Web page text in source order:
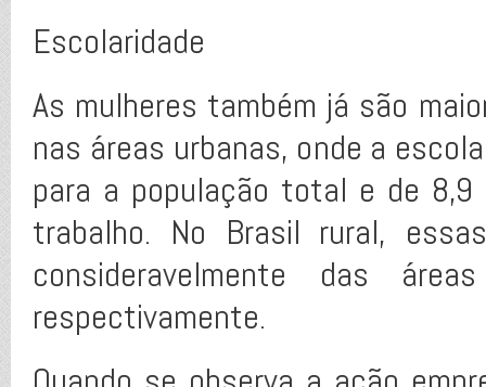
Escolaridade
As mulheres também já são
nas áreas urbanas, onde a
para a população total e de
trabalho. No Brasil rural,
consideravelmente das
respectivamente.